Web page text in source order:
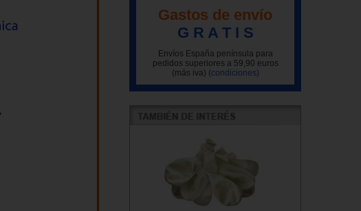
Gastos de envío
G R A T I S
Envíos España península para
pedidos superiores a 59,90 euros
(más iva) (condiciones)